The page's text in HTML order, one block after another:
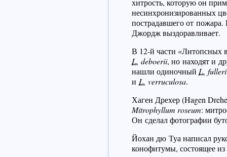
хитрость, которую он
несинхронизированных
пострадавшего от
Джордж выздоравливает.
В 12-й части
L. deboerii, но находят и
нашли одиночный L. fulleri
и L. verruculosa.
Хаген Дрехер (Hagen
Mitrophyllum roseum:
Он сделал фотографии
Йохан дю Туа написал
конофитумы, состоящее